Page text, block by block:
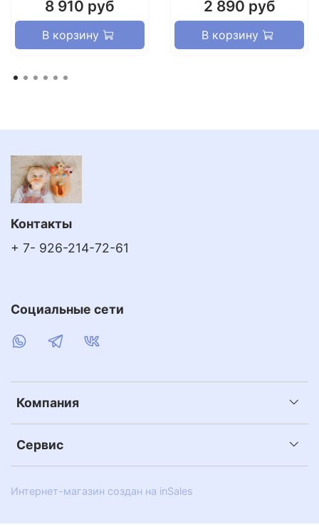
8 910 руб
В корзину
2 890 руб
В корзину
Компания
Сервис
Контакты
+ 7- 926-214-72-61
Социальные сети
Интернет-магазин создан на inSales